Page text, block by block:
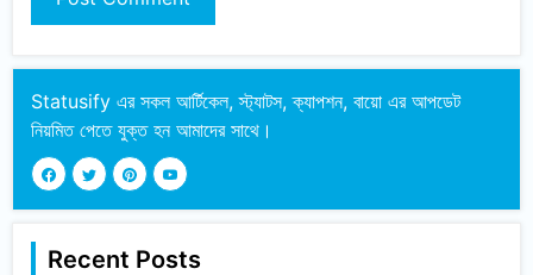
Statusify এর সকল আর্টিকেল, স্ট্যাটস, ক্যাপশন, বায়ো এর আপডেট
নিয়মিত পেতে যুক্ত হন আমাদের সাথে।
Recent Posts